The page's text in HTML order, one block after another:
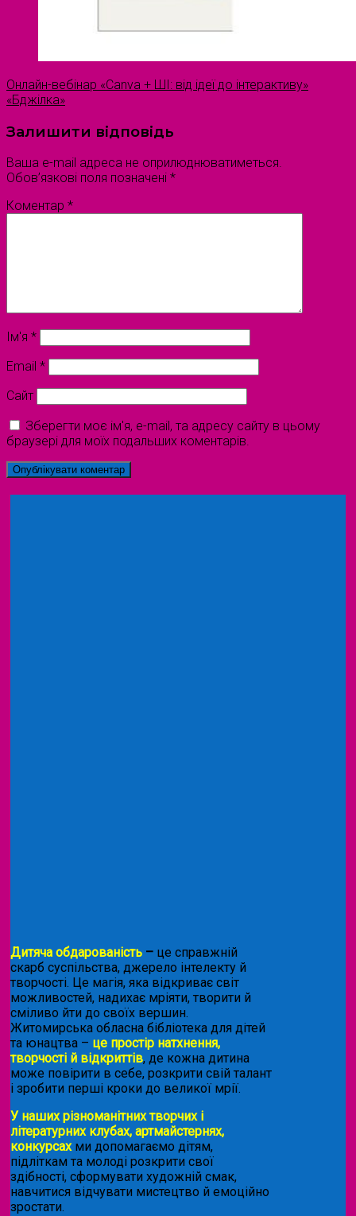
Онлайн-вебінар «Canva + ШІ: від ідеї до інтерактиву»
«Бджілка»
Залишити відповідь
Ваша e-mail адреса не оприлюднюватиметься.
Обов’язкові поля позначені *
Коментар *
Ім'я *
Email *
Сайт
Зберегти моє ім'я, e-mail, та адресу сайту в цьому
браузері для моїх подальших коментарів.
Дитяча обдарованість – це справжній
скарб суспільства, джерело інтелекту й
творчості. Це магія, яка відкриває світ
можливостей, надихає мріяти, творити й
сміливо йти до своїх вершин.
Житомирська обласна бібліотека для дітей
та юнацтва – це простір натхнення,
творчості й відкриттів, де кожна дитина
може повірити в себе, розкрити свій талант
і зробити перші кроки до великої мрії.
У наших різноманітних творчих і
літературних клубах, артмайстернях,
конкурсахми допомагаємо дітям,
підліткам та молоді розкрити свої
здібності, сформувати художній смак,
навчитися відчувати мистецтво й емоційно
зростати.